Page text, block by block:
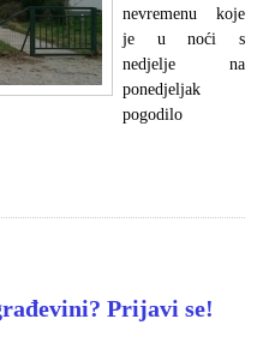
nevremenu koje
je u noći s
nedjelje na
ponedjeljak
pogodilo
Prijavi se!